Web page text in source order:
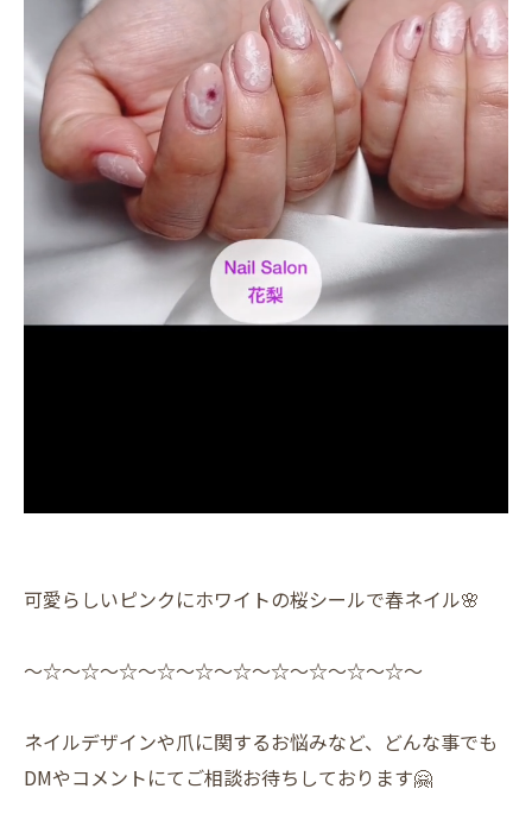
可愛らしいピンクにホワイトの桜シールで春ネイル🌸
〜☆〜☆〜☆〜☆〜☆〜☆〜☆〜☆〜☆〜☆〜
ネイルデザインや爪に関するお悩みなど、どんな事でも
DMやコメントにてご相談お待ちしております🤗